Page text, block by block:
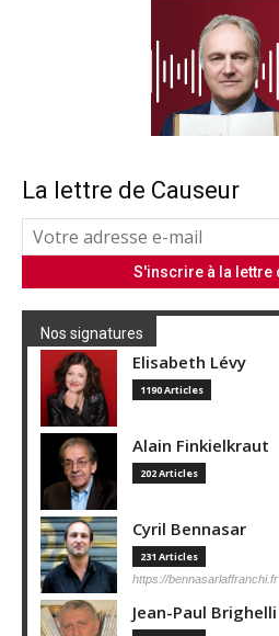
La lettre de Causeur
Nos signatures
Elisabeth Lévy
1190 Articles
Alain Finkielkraut
202 Articles
Cyril Bennasar
231 Articles
https://bennasarlaffranchi.fr
Jean-Paul Brighelli